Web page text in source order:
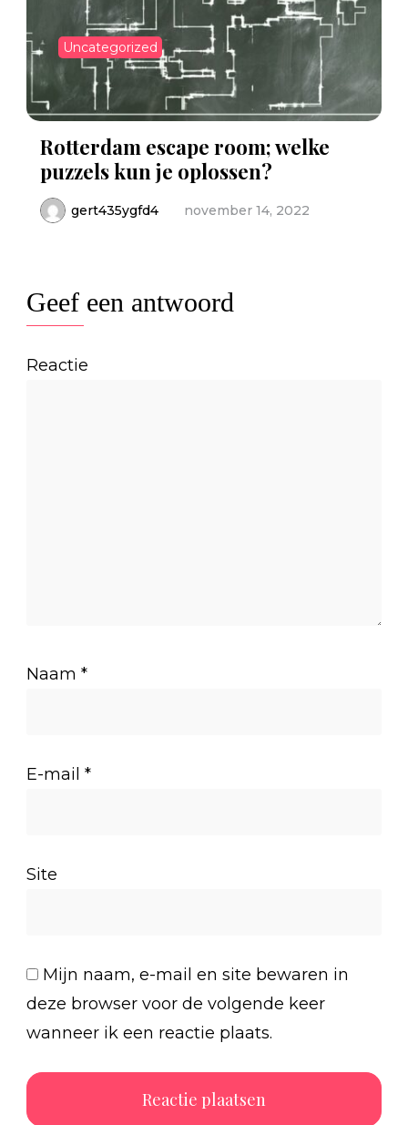
Uncategorized
Rotterdam escape room; welke
puzzels kun je oplossen?
gert435ygfd4 november 14, 2022
Geef een antwoord
Reactie
Naam *
E-mail *
Site
Mijn naam, e-mail en site bewaren in
deze browser voor de volgende keer
wanneer ik een reactie plaats.